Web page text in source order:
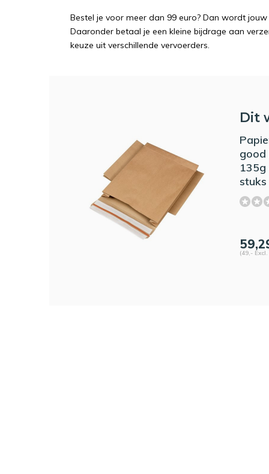
Bestel je voor meer dan 99 euro? Dan wordt
Daaronder betaal je een kleine bijdrage aan
keuze uit verschillende vervoerders.
Dit
good
stuks
(49,-